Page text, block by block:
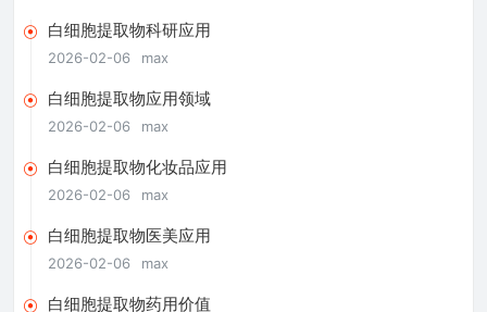
白细胞提取物科研应用
2026-02-06 max
白细胞提取物应用领域
2026-02-06 max
白细胞提取物化妆品应用
2026-02-06 max
白细胞提取物医美应用
2026-02-06 max
白细胞提取物药用价值